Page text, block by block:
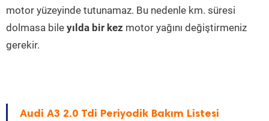
motor yüzeyinde tutunamaz. Bu nedenle km. süresi
dolmasa bile yılda bir kez motor yağını değiştirmeniz
gerekir.
Audi A3 2.0 Tdi Periyodik Bakım Listesi